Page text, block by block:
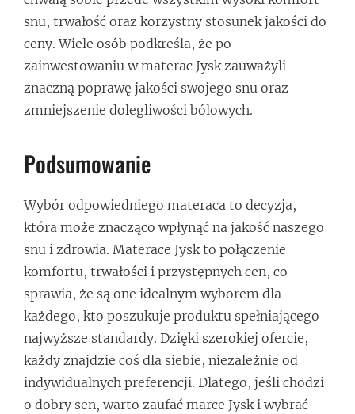
snu, trwałość oraz korzystny stosunek jakości do
ceny. Wiele osób podkreśla, że po
zainwestowaniu w materac Jysk zauważyli
znaczną poprawę jakości swojego snu oraz
zmniejszenie dolegliwości bólowych.
Podsumowanie
Wybór odpowiedniego materaca to decyzja,
która może znacząco wpłynąć na jakość naszego
snu i zdrowia. Materace Jysk to połączenie
komfortu, trwałości i przystępnych cen, co
sprawia, że są one idealnym wyborem dla
każdego, kto poszukuje produktu spełniającego
najwyższe standardy. Dzięki szerokiej ofercie,
każdy znajdzie coś dla siebie, niezależnie od
indywidualnych preferencji. Dlatego, jeśli chodzi
o dobry sen, warto zaufać marce Jysk i wybrać